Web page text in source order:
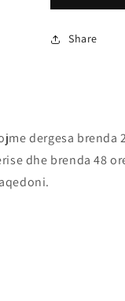
ULTRA
Share
dergesa brenda
dhe brenda 48